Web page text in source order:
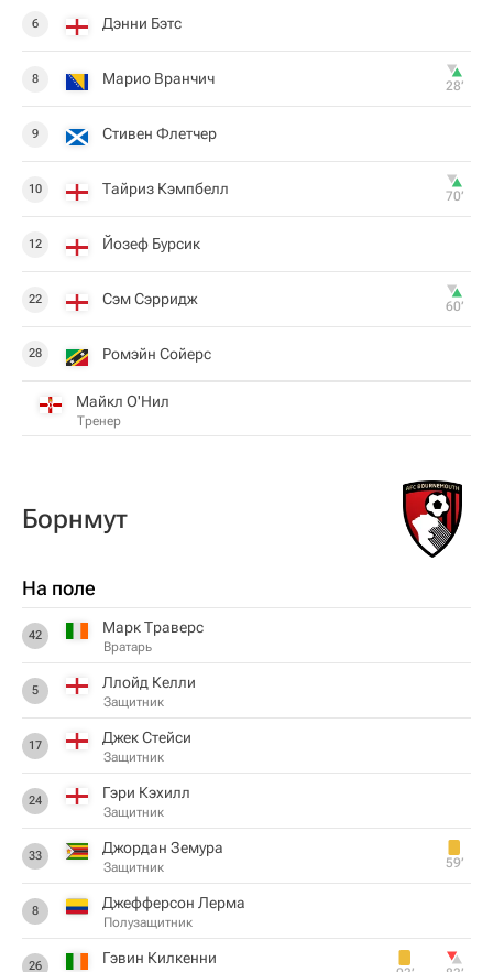
6 Дэнни Бэтс
8 Марио Вранчич 28‎’‎
9 Стивен Флетчер
10 Тайриз Кэмпбелл 70‎’‎
12 Йозеф Бурсик
22 Сэм Сэрридж 60‎’‎
28 Ромэйн Сойерс
Майкл О'Нил
Тренер
Борнмут
На поле
42 Марк Траверс
Вратарь
5 Ллойд Келли
Защитник
17 Джек Стейси
Защитник
24 Гэри Кэхилл
Защитник
33 Джордан Земура
Защитник 59‎’‎
8 Джефферсон Лерма
Полузащитник
26 Гэвин Килкенни